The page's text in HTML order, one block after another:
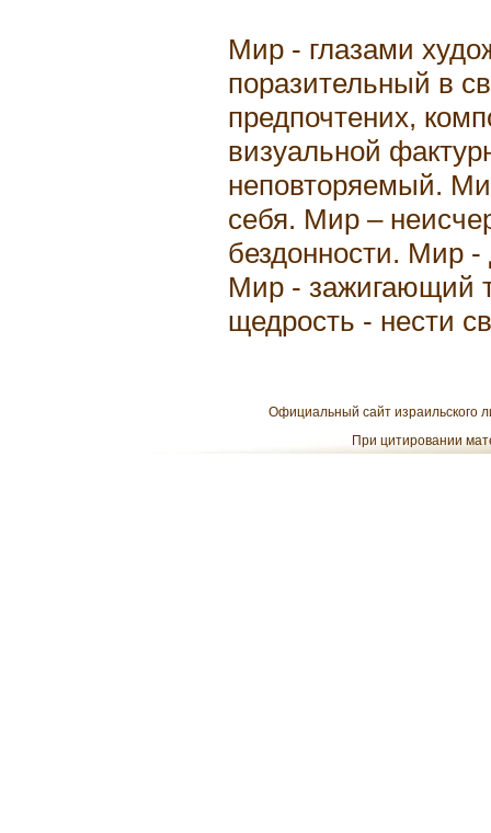
Мир - глазами
поразительный в
предпочтених,
визуальной
неповторяемый.
себя. Мир –
бездонности. Мир
Мир - зажигающий
щедрость - нести
Официальный сайт израильского
При цитировании